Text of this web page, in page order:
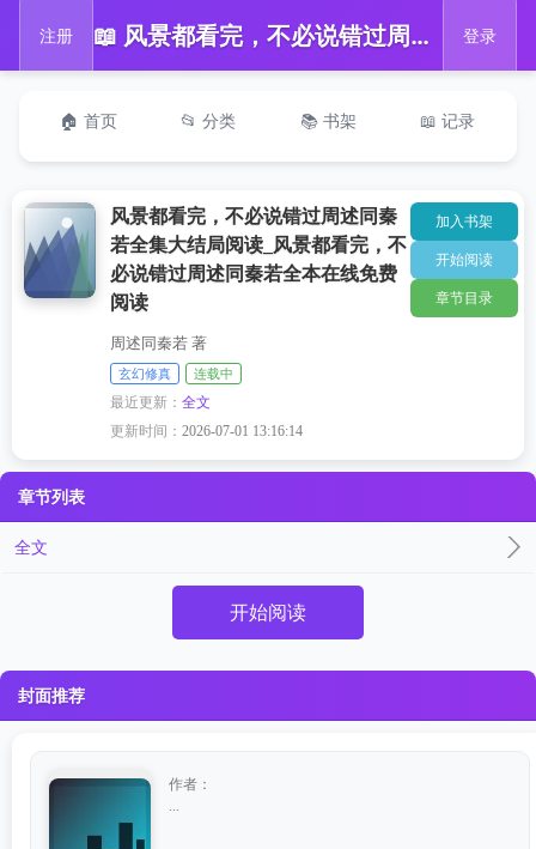
注册 📖 风景都看完，不必说错过周述同秦若全集大结局阅读_风景都看完，不必说错过周述同秦若全本在线免费阅读 登录
🏠 首页 📂 分类 📚 书架 📖 记录
风景都看完，不必说错过周述同秦
若全集大结局阅读_风景都看完，不
必说错过周述同秦若全本在线免费
阅读
周述同秦若 著
玄幻修真 连载中
最近更新：全文
更新时间：2026-07-01 13:16:14
加入书架
开始阅读
章节目录
章节列表
全文
开始阅读
封面推荐
作者：